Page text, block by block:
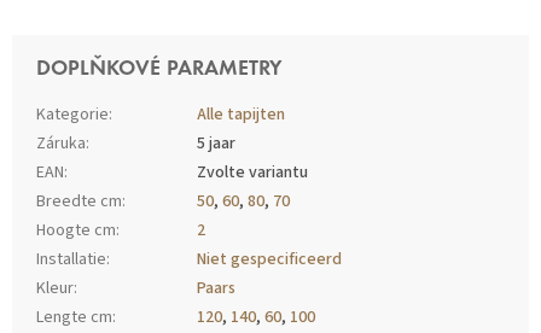
DOPLŇKOVÉ PARAMETRY
Kategorie:
Alle tapijten
Záruka:
5 jaar
EAN:
Zvolte variantu
Breedte cm: 50, 60, 80, 70
Hoogte cm:
2
Installatie:
Niet gespecificeerd
Kleur:
Paars
Lengte cm: 120, 140, 60, 100